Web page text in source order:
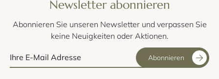
Newsletter abonnieren
Abonnieren Sie unseren Newsletter und verpassen Sie
keine Neuigkeiten oder Aktionen.
Abonnieren